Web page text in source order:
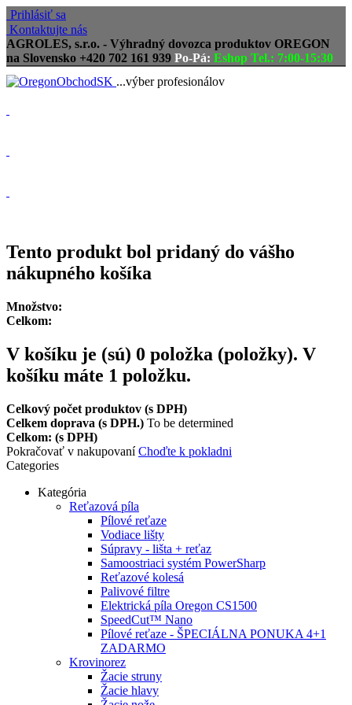
Prihlásiť sa
Kontaktujte nás
AGROLES, s.r.o. - Výhradný dovozca produktov OREGON
na Slovensko +420 702 161 939 Po-Pá: Eshop Tel.: 7:00-15:30
...výber profesionálov
Tento produkt bol pridaný do vášho
nákupného košíka
Množstvo:
Celkom:
V košíku je (sú) 0 položka (položky). V
košíku máte 1 položku.
Celkový počet produktov (s DPH)
Celkem doprava (s DPH.) To be determined
Celkom: (s DPH)
Pokračovať v nakupovaníChoďte k pokladni
Categories
Kategória
Reťazová píla
Pílové reťaze
Vodiace lišty
Súpravy - lišta + reťaz
Samoostriaci systém PowerSharp
Reťazové kolesá
Palivové filtre
Elektrická píla Oregon CS1500
SpeedCut™ Nano
Pílové reťaze - ŠPECIÁLNA PONUKA 4+1
ZADARMO
Krovinorez
Žacie struny
Žacie hlavy